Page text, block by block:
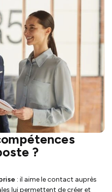
?
: il aime le contact auprès
lui permettent de créer et